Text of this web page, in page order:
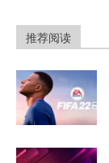
推荐阅读